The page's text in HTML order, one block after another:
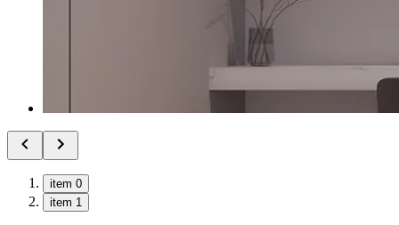
item 0
item 1